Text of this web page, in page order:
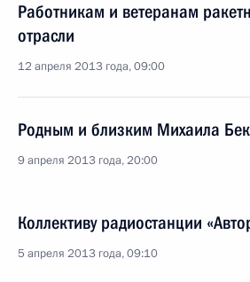
Работникам и ветеранам
отрасли
12 апреля 2013 года, 09:00
Родным и близким Михаила
9 апреля 2013 года, 20:00
Коллективу радиостанции
5 апреля 2013 года, 09:10